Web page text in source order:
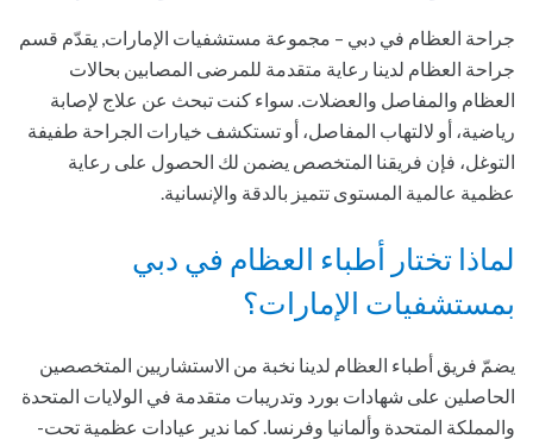
جراحة العظام في دبي – مجموعة مستشفيات الإمارات, يقدّم قسم
جراحة العظام لدينا رعاية متقدمة للمرضى المصابين بحالات
العظام والمفاصل والعضلات. سواء كنت تبحث عن علاج لإصابة
رياضية، أو لالتهاب المفاصل، أو تستكشف خيارات الجراحة طفيفة
التوغل، فإن فريقنا المتخصص يضمن لك الحصول على رعاية
عظمية عالمية المستوى تتميز بالدقة والإنسانية.
لماذا تختار أطباء العظام في دبي
بمستشفيات الإمارات؟
يضمّ فريق أطباء العظام لدينا نخبة من الاستشاريين المتخصصين
الحاصلين على شهادات بورد وتدريبات متقدمة في الولايات المتحدة
والمملكة المتحدة وألمانيا وفرنسا. كما ندير عيادات عظمية تحت-